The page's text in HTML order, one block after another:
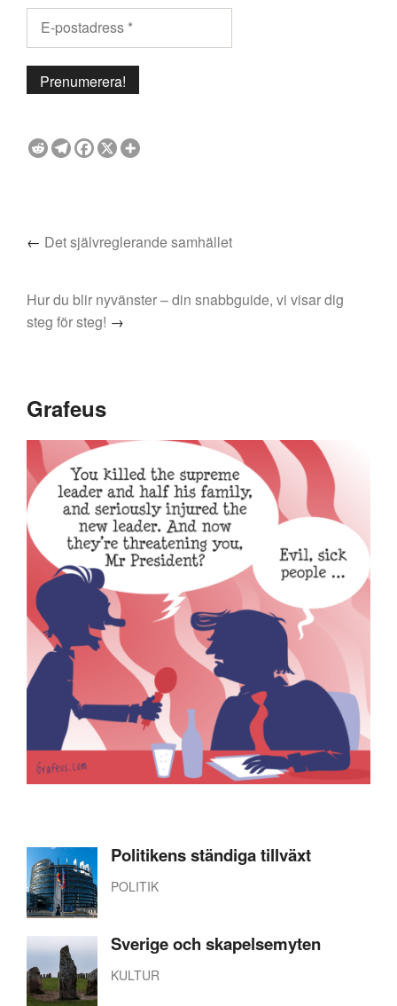
← Det självreglerande samhället
Hur du blir nyvänster – din snabbguide, vi visar dig
steg för steg! →
Grafeus
Politikens ständiga tillväxt
POLITIK
Sverige och skapelsemyten
KULTUR